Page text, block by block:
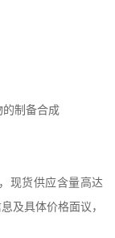
的制备合成
，现货供应含量高达
及具体价格面议，